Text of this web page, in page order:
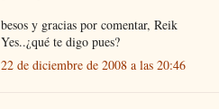
besos y gracias por comentar, Reik
Yes..¿qué te digo pues?
22 de diciembre de 2008 a las 20:46